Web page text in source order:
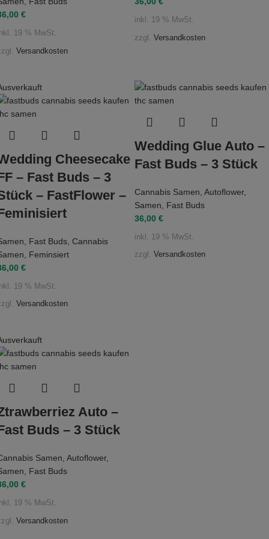
€
19 % MwSt.
Versandkosten
inkl. 19 % MwSt.
zzgl. Versandkosten
Cheesecake
– Fast Buds – 3
– FastFlower –
Fast Buds Cannabis
Feminsiert
€
19 % MwSt.
Versandkosten
Wedding Glue Auto –
Fast Buds – 3 Stück
Cannabis Samen Autoflower,
Samen
Fast Buds
36,00 €
inkl. 19 % MwSt.
zzgl. Versandkosten
Auto –
Buds – 3 Stück
Samen, Autoflower,
, Fast Buds
€
19 % MwSt.
Versandkosten